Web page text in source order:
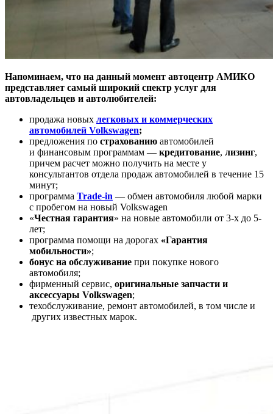
Напоминаем, что на данный момент автоцентр АМИКО
представляет самый широкий спектр услуг для
автовладельцев и автолюбителей:
продажа новых легковых и коммерческих
автомобилей Volkswagen;
предложения по страхованию автомобилей
и финансовым программам — кредитование, лизинг,
причем расчет можно получить на месте у
консультантов отдела продаж автомобилей в течение 15
минут;
программа Trade-in — обмен автомобиля любой марки
с пробегом на новый Volkswagen
«Честная гарантия» на новые автомобили от 3-х до 5-
лет;
программа помощи на дорогах «Гарантия
мобильности»;
бонус на обслуживание при покупке нового
автомобиля;
фирменный сервис, оригинальные запчасти и
аксессуары Volkswagen;
техобслуживание, ремонт автомобилей, в том числе и
других известных марок.